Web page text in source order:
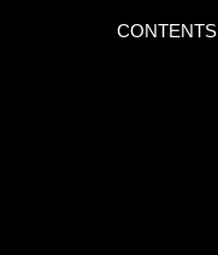
CONTENTS